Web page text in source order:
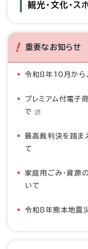
観光・文化・ス
重要なお知らせ
令和8年10月から
プレミアム付電子
で
最高裁判決を踏ま
て
家庭用ごみ・資源
いて
令和8年熊本地震